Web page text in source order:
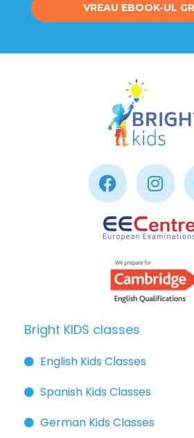
VREAU EBOOK-UL
Bright KIDS classes
English Kids Classes
Spanish Kids Classes
German Kids Classes